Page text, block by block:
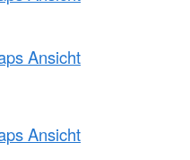
Ansicht
Ansicht